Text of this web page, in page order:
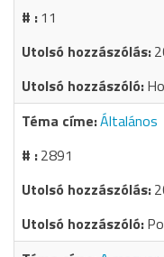
11
Általános
2891